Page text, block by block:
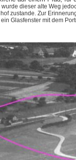
wurde dieser alte Weg
zustande. Zur
Glasfenster mit dem